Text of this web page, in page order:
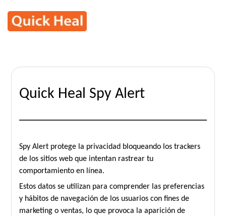
Quick Heal Spy Alert
Spy Alert protege la privacidad bloqueando los trackers
de los sitios web que intentan rastrear tu
comportamiento en línea.
Estos datos se utilizan para comprender las preferencias
y hábitos de navegación de los usuarios con fines de
marketing o ventas, lo que provoca la aparición de